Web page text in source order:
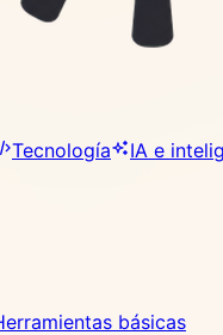
Tecnología IA e
básicas